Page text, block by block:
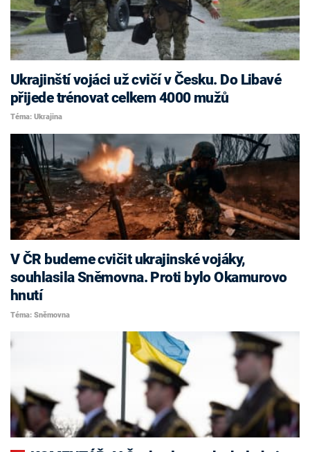
Ukrajinští vojáci už cvičí v Česku. Do Libavé
přijede trénovat celkem 4000 mužů
Téma: Ukrajina
V ČR budeme cvičit ukrajinské vojáky,
souhlasila Sněmovna. Proti bylo Okamurovo
hnutí
Téma: Sněmovna